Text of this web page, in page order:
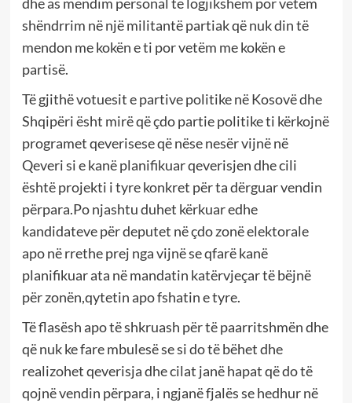
shëndrrim në një militantë partiak që nuk din të
mendon me kokën e ti por vetëm me kokën e
partisë.
Të gjithë votuesit e partive politike në Kosovë dhe
Shqipëri ësht mirë që çdo partie politike ti kërkojnë
programet qeverisese që nëse nesër vijnë në
Qeveri si e kanë planifikuar qeverisjen dhe cili
është projekti i tyre konkret për ta dërguar vendin
përpara.Po njashtu duhet kërkuar edhe
kandidateve për deputet në çdo zonë elektorale
apo në rrethe prej nga vijnë se qfarë kanë
planifikuar ata në mandatin katërvjeçar të bëjnë
për zonën,qytetin apo fshatin e tyre.
Të flasësh apo të shkruash për të paarritshmën dhe
që nuk ke fare mbulesë se si do të bëhet dhe
realizohet qeverisja dhe cilat janë hapat që do të
qojnë vendin përpara, i ngjanë fjalës se hedhur në